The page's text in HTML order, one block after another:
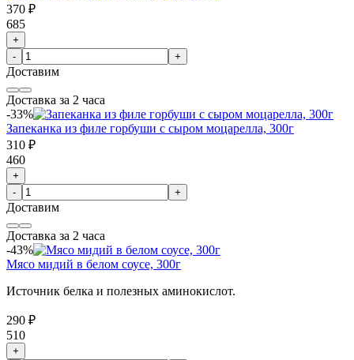
370 ₽
685
+
-
+
Доставим
Доставка за 2 часа
-33%
Запеканка из филе горбуши с сыром моцарелла, 300г
310 ₽
460
+
-
+
Доставим
Доставка за 2 часа
-43%
Мясо мидий в белом соусе, 300г
Источник белка и полезных аминокислот.
290 ₽
510
+